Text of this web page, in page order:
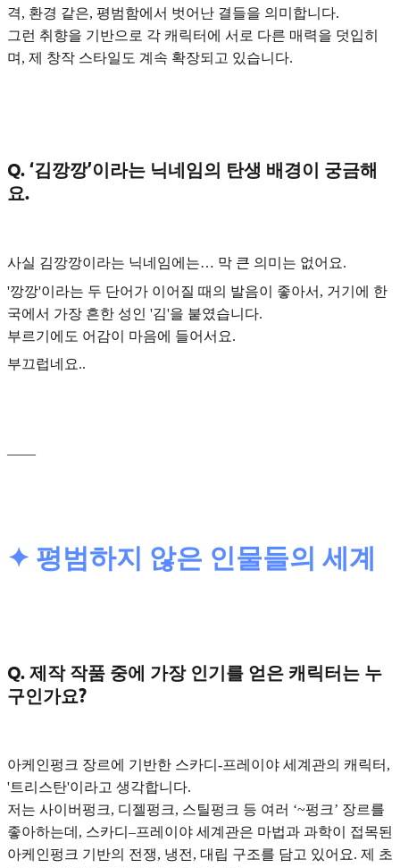
격, 환경 같은, 평범함에서 벗어난 결들을 의미합니다.
그런 취향을 기반으로 각 캐릭터에 서로 다른 매력을 덧입히
며, 제 창작 스타일도 계속 확장되고 있습니다.
Q. ‘김깡깡’이라는 닉네임의 탄생 배경이 궁금해
요.
사실 김깡깡이라는 닉네임에는… 막 큰 의미는 없어요.
'깡깡'이라는 두 단어가 이어질 때의 발음이 좋아서, 거기에 한
국에서 가장 흔한 성인 '김'을 붙였습니다.
부르기에도 어감이 마음에 들어서요.
부끄럽네요..
✦ 평범하지 않은 인물들의 세계
Q. 제작 작품 중에 가장 인기를 얻은 캐릭터는 누
구인가요?
아케인펑크 장르에 기반한 스카디-프레이야 세계관의 캐릭터,
'트리스탄'이라고 생각합니다.
저는 사이버펑크, 디젤펑크, 스틸펑크 등 여러 ‘~펑크’ 장르를
좋아하는데, 스카디–프레이야 세계관은 마법과 과학이 접목된
아케인펑크 기반의 전쟁, 냉전, 대립 구조를 담고 있어요. 제 초